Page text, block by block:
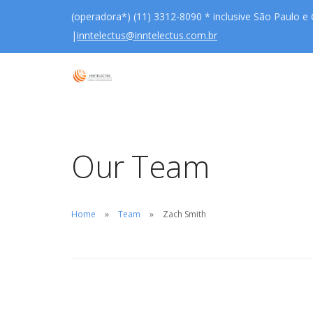
(operadora*) (11) 3312-8090 * inclusive São Paulo e
|inntelectus@inntelectus.com.br
Our Team
Home Team Zach Smith